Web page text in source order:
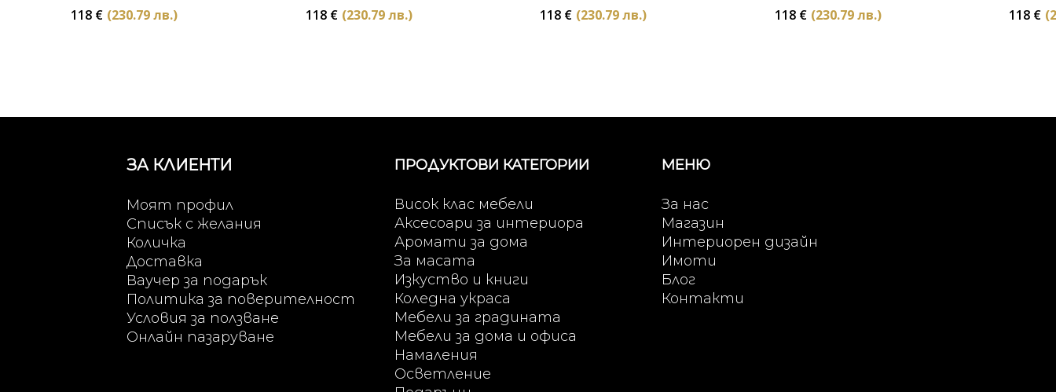
118 € (230.79 лв.) 118 € (230.79 лв.) 118 € (230.79 лв.) 118 € (230.79 лв.) 118 €
ЗА КЛИЕНТИ
Моят профил
Списък с желания
Количка
Доставка
Ваучер за подарък
Политика за поверителност
Условия за ползване
Онлайн пазаруване
ПРОДУКТОВИ КАТЕГОРИИ
Висок клас мебели
Аксесоари за интериора
Аромати за дома
За масата
Изкуство и книги
Коледна украса
Мебели за градината
Мебели за дома и офиса
Намаления
Осветление
МЕНЮ
За нас
Магазин
Интериорен дизайн
Имоти
Блог
Контакти